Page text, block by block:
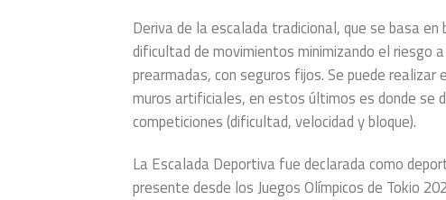
Deriva de la escalada tradicional, que se basa en
dificultad de movimientos minimizando el riesgo
prearmadas, con seguros fijos. Se puede realizar
muros artificiales, en estos últimos es donde se
competiciones (dificultad, velocidad y bloque).
La Escalada Deportiva fue declarada como
presente desde los Juegos Olímpicos de Tokio